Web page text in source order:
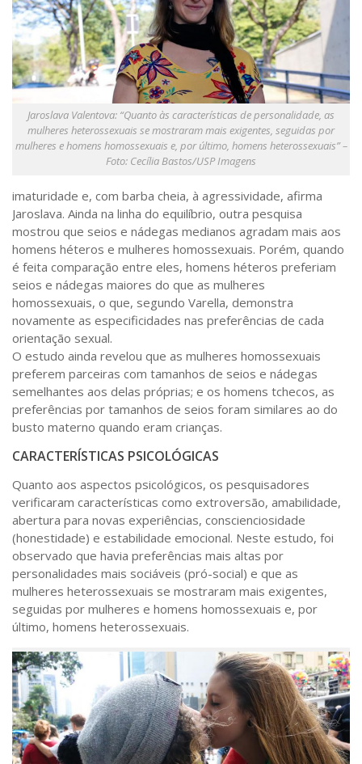
Jaroslava Valentova: “Quanto às características de personalidade, as
mulheres heterossexuais se mostraram mais exigentes, seguidas por
mulheres e homens homossexuais e, por último, homens heterossexuais” –
Foto: Cecília Bastos/USP Imagens
imaturidade e, com barba cheia, à agressividade, afirma
Jaroslava. Ainda na linha do equilíbrio, outra pesquisa
mostrou que seios e nádegas medianos agradam mais aos
homens héteros e mulheres homossexuais. Porém, quando
é feita comparação entre eles, homens héteros preferiam
seios e nádegas maiores do que as mulheres
homossexuais, o que, segundo Varella, demonstra
novamente as especificidades nas preferências de cada
orientação sexual.
O estudo ainda revelou que as mulheres homossexuais
preferem parceiras com tamanhos de seios e nádegas
semelhantes aos delas próprias; e os homens tchecos, as
preferências por tamanhos de seios foram similares ao do
busto materno quando eram crianças.
CARACTERÍSTICAS PSICOLÓGICAS
Quanto aos aspectos psicológicos, os pesquisadores
verificaram características como extroversão, amabilidade,
abertura para novas experiências, conscienciosidade
(honestidade) e estabilidade emocional. Neste estudo, foi
observado que havia preferências mais altas por
personalidades mais sociáveis (pró-social) e que as
mulheres heterossexuais se mostraram mais exigentes,
seguidas por mulheres e homens homossexuais e, por
último, homens heterossexuais.